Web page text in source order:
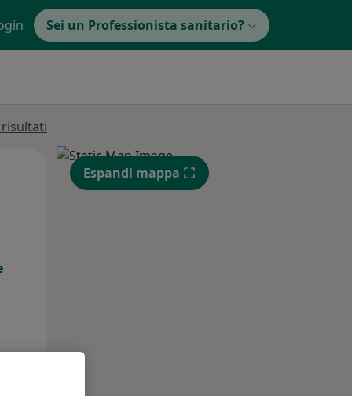
Sei un Professionista sanitario?
Gio, Ven,
14 Ago
Espandi mappa